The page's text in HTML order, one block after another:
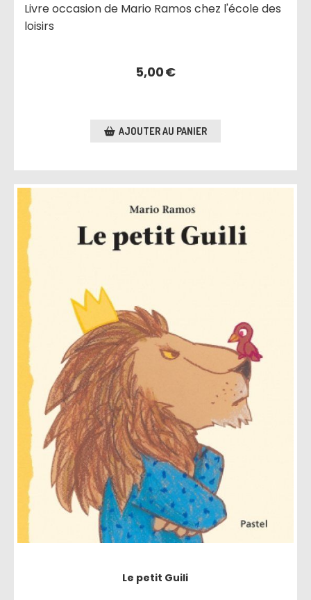
Livre occasion de Mario Ramos chez l'école des
loisirs
5,00€
AJOUTER AU PANIER
Le petit Guili